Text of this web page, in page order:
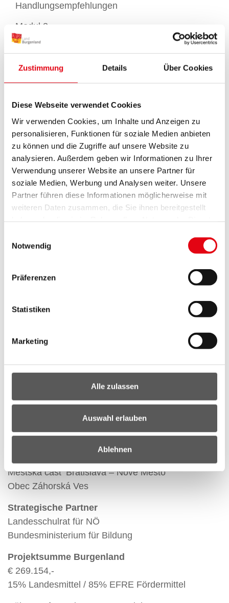
Zustimmung Details Über Cookies
Diese Webseite verwendet Cookies
Wir verwenden Cookies, um Inhalte und Anzeigen zu
personalisieren, Funktionen für soziale Medien anbieten
zu können und die Zugriffe auf unsere Website zu
analysieren. Außerdem geben wir Informationen zu Ihrer
Verwendung unserer Website an unsere Partner für
soziale Medien, Werbung und Analysen weiter. Unsere
Partner führen diese Informationen möglicherweise mit
weiteren Daten zusammen, die Sie ihnen bereitgestellt
Notwendig
Präferenzen
Statistiken
Marketing
Alle zulassen
Auswahl erlauben
Ablehnen
Handlungsempfehlungen
Modul 3
Lernmethod. Konzept mit
Handlungsempfehlungen - Sprache und
gemeinsame Inhalte - Lern- u. Arbeitsmaterialien
in DE und SK
Einreichung
Prioritätsfeld 4: Stärkung der grenzüberschreitenden
politischen und institutionellen Zusammenarbeit
IP 11: Spezifisches Ziel Nr. 4.2.: Stärkung der
Kooperation zwischen Bildungsinstitutionen.
Stärkung der Zusammenarbeit vorschulischer
Institutionen und/oder von Pflichtschulen um ein
gemeinsames Bildungsprogramm zu entwickeln und
https://www.sk-at.eu/de/periode-2014-
Projektlaufzeit
Kindergärten
Mesto Senica
DAPHNE – Inštitút aplikovanej ekológie
Stadtschulrat für Wien, Präsidialabteilung – Europa
Büro
Österreichische Kinderfreunde, Landesorganisation
Wien
Land Burgenland, Abteilung 7 – Bildung, Kultur und
Mestská čast‘ Bratislava – Nové Mesto
Obec Záhorská Ves
Strategische Partner
Landesschulrat für NÖ
Bundesministerium für Bildung
Projektsumme Burgenland
€ 269.154,-
15% Landesmittel / 85% EFRE Fördermittel